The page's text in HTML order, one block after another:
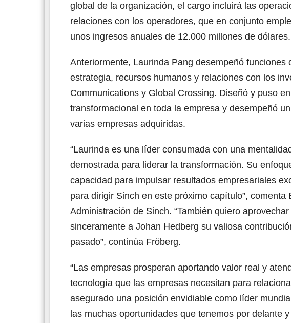
global de la organización, el cargo incluirá las
relaciones con los operadores, que en conjunto
unos ingresos anuales de 12.000 millones de dólares.
Anteriormente, Laurinda Pang desempeñó funciones
estrategia, recursos humanos y relaciones con los
Communications y Global Crossing. Diseñó y puso
transformacional en toda la empresa y desempeñó
varias empresas adquiridas.
“Laurinda es una líder consumada con una
demostrada para liderar la transformación. Su
capacidad para impulsar resultados empresariales
para dirigir Sinch en este próximo capítulo”,
Administración de Sinch. “También quiero
sinceramente a Johan Hedberg su valiosa
pasado”, continúa Fröberg.
“Las empresas prosperan aportando valor real y
tecnología que las empresas necesitan para
asegurado una posición envidiable como líder
las muchas oportunidades que tenemos por delante